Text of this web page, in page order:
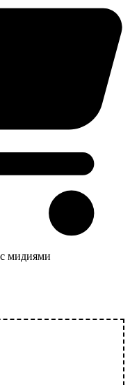
мидиями